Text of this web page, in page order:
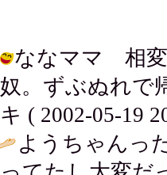
ななママ 相変
奴。ずぶぬれで
キ ( 2002-05-19
ようちゃんっ